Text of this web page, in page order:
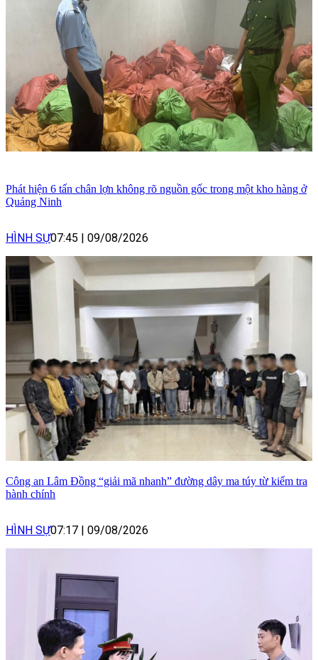
Phát hiện 6 tấn chân lợn không rõ nguồn gốc trong một kho hàng ở
Quảng Ninh
HÌNH SỰ07:45 | 09/08/2026
Công an Lâm Đồng “giải mã nhanh” đường dây ma túy từ kiểm tra
hành chính
HÌNH SỰ07:17 | 09/08/2026